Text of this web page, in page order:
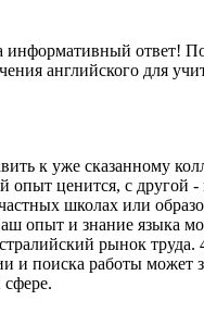
информативный ответ!
английского для
к уже сказанному
опыт ценится, с другой
школах или
опыт и знание языка
рынок
и поиска работы может
сфере.